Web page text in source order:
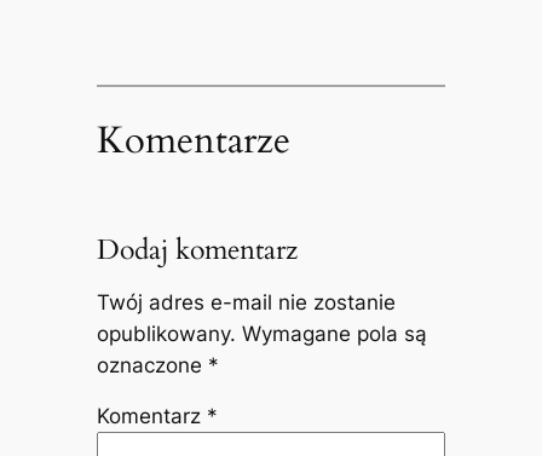
Komentarze
Dodaj komentarz
Twój adres e-mail nie zostanie
opublikowany. Wymagane pola są
oznaczone *
Komentarz *